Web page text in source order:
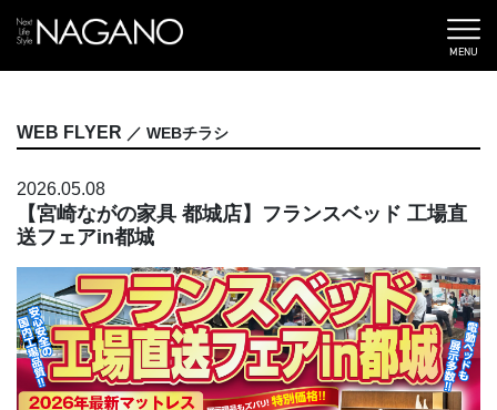
MENU
WEB FLYER ／ WEBチラシ
2026.05.08
【宮崎ながの家具 都城店】フランスベッド 工場直
送フェアin都城